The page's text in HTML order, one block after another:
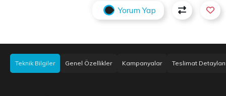
Yorum Yap
Teknik Bilgiler Genel Özellikler Kampanyalar Teslimat Detayları